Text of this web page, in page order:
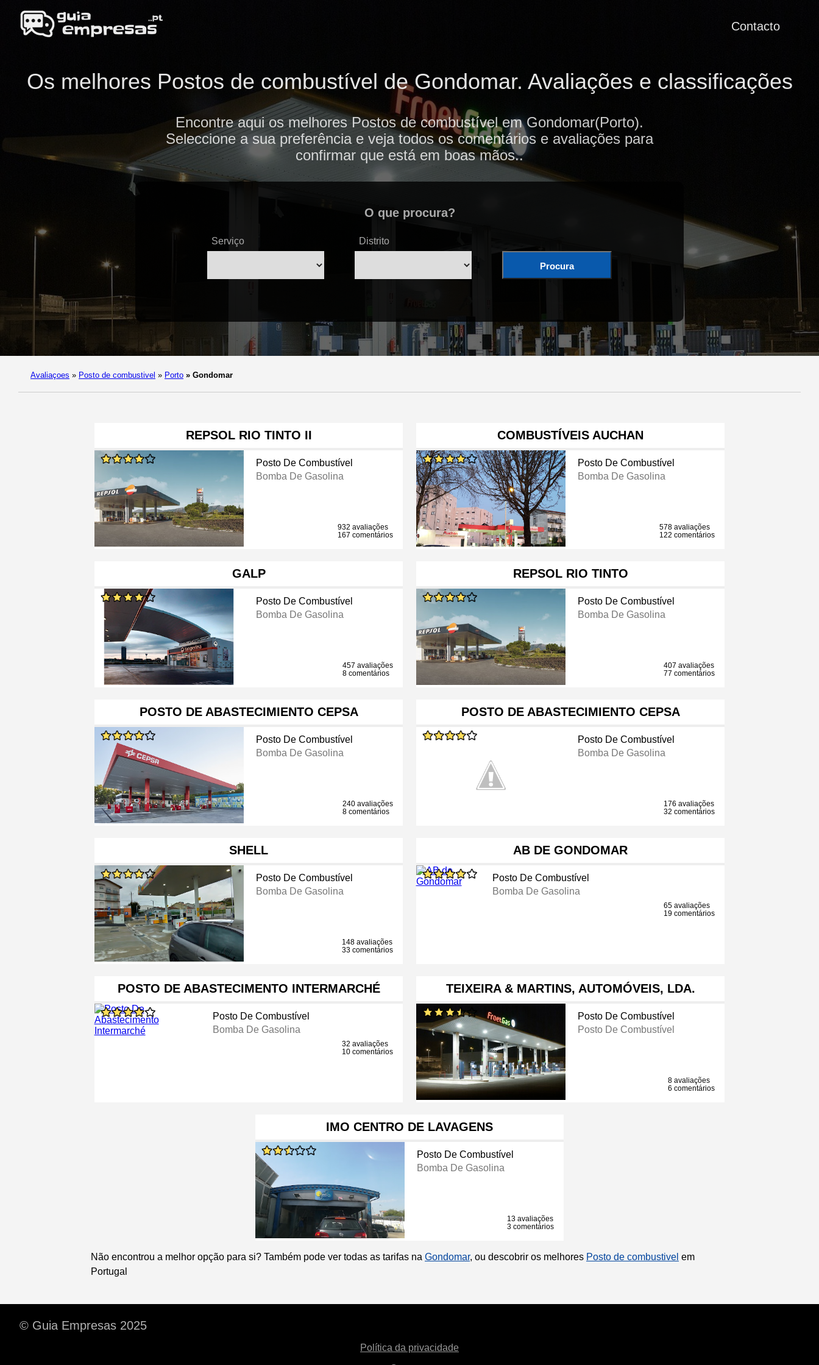
Contacto
Os melhores Postos de combustível de Gondomar. Avaliações e classificações
Encontre aqui os melhores Postos de combustível em Gondomar(Porto).
Seleccione a sua preferência e veja todos os comentários e avaliações para
confirmar que está em boas mãos..
O que procura?
Serviço Distrito
Procura
Avaliaçoes » Posto de combustivel » Porto » Gondomar
REPSOL RIO TINTO II
Posto De Combustível
Bomba De Gasolina
932 avaliações
167 comentários
COMBUSTÍVEIS AUCHAN
Posto De Combustível
Bomba De Gasolina
578 avaliações
122 comentários
GALP
Posto De Combustível
Bomba De Gasolina
457 avaliações
8 comentários
REPSOL RIO TINTO
Posto De Combustível
Bomba De Gasolina
407 avaliações
77 comentários
POSTO DE ABASTECIMIENTO CEPSA
Posto De Combustível
Bomba De Gasolina
240 avaliações
8 comentários
POSTO DE ABASTECIMIENTO CEPSA
Posto De Combustível
Bomba De Gasolina
176 avaliações
32 comentários
SHELL
Posto De Combustível
Bomba De Gasolina
148 avaliações
33 comentários
AB DE GONDOMAR
Posto De Combustível
Bomba De Gasolina
65 avaliações
19 comentários
POSTO DE ABASTECIMENTO INTERMARCHÉ
Posto De Combustível
Bomba De Gasolina
32 avaliações
10 comentários
TEIXEIRA & MARTINS, AUTOMÓVEIS, LDA.
Posto De Combustível
Posto De Combustível
8 avaliações
6 comentários
IMO CENTRO DE LAVAGENS
Posto De Combustível
Bomba De Gasolina
13 avaliações
3 comentários
Não encontrou a melhor opção para si? Também pode ver todas as tarifas na Gondomar, ou descobrir os melhores Posto de combustivel em
Portugal
© Guia Empresas 2025
Política da privacidade